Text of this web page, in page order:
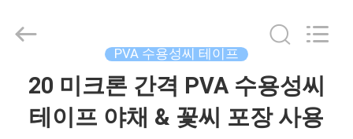
Changzhou
Greencradleland
Reserved.
PVA 수용성씨 테이프
20 미크론 간격 PVA 수용성씨
테이프 야채 & 꽃씨 포장 사용